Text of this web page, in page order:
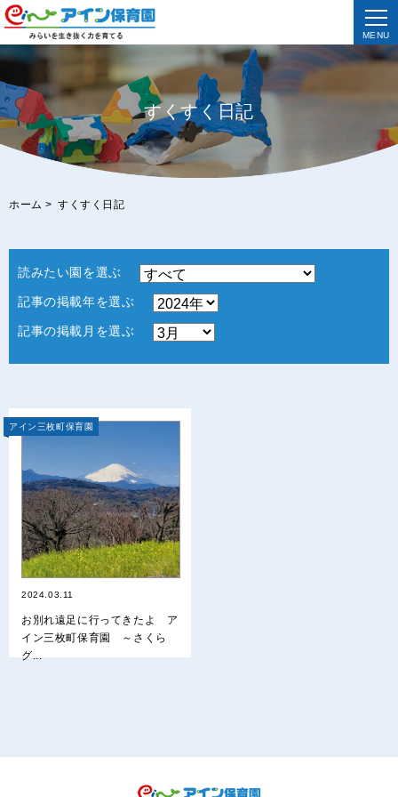
MENU
すくすく日記
ホーム > すくすく日記
読みたい園を選ぶ
記事の掲載年を選ぶ
記事の掲載月を選ぶ
アイン三枚町保育園
2024.03.11
お別れ遠足に行ってきたよ ア
イン三枚町保育園 ～さくら
グ...